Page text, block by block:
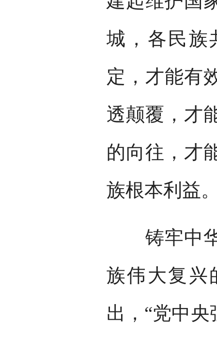
城，各民族
定，才能有
透颠覆，才
的向往，才
族根本利益
铸牢中华
族伟大复兴
出，“党中